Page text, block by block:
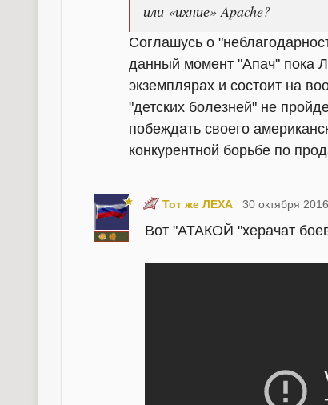
или «ихние» Apache?
Соглашусь о
данный момент "Апач" пока
экземплярах и состоит на
"детских болезней" не
побеждать своего
конкурентной борьбе по
Тот же ЛЕХА 30 октября
Вот "АТАКОЙ "херачат